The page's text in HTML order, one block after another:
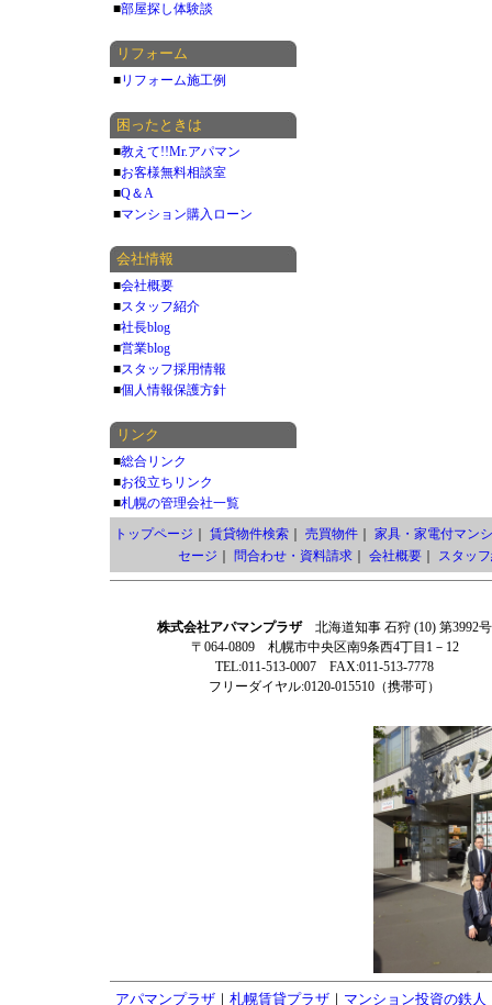
■部屋探し体験談
リフォーム
■リフォーム施工例
困ったときは
■教えて!!Mr.アパマン
■お客様無料相談室
■Q＆A
■マンション購入ローン
会社情報
■会社概要
■スタッフ紹介
■社長blog
■営業blog
■スタッフ採用情報
■個人情報保護方針
リンク
■総合リンク
■お役立ちリンク
■札幌の管理会社一覧
トップページ
賃貸物件検索｜ 売買物件｜ 家具・家電付マン
セージ
問合わせ・資料請求｜ 会社概要｜ スタッ
株式会社アパマンプラザ北海道知事 石狩 (10) 第3992号
〒064-0809 札幌市中央区南9条西4丁目1－12
TEL:011-513-0007 FAX:011-513-7778
フリーダイヤル:0120-015510（携帯可）
アパマンプラザ ｜ 札幌賃貸プラザ ｜ マンション投資の鉄人